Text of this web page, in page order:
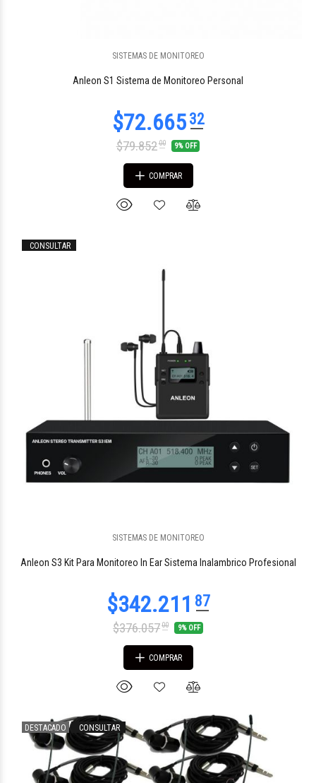
SISTEMAS DE MONITOREO
Anleon S1 Sistema de Monitoreo Personal
$79.85200 9% OFF
COMPRAR
CONSULTAR
SISTEMAS DE MONITOREO
Anleon S3 Kit Para Monitoreo In Ear Sistema Inalambrico Profesional
$376.05700 9% OFF
COMPRAR
DESTACADO CONSULTAR